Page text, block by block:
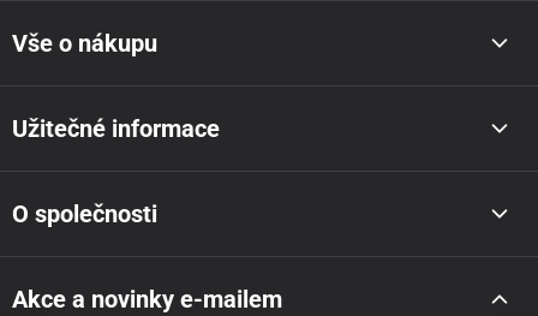
Vše o nákupu
Užitečné informace
O společnosti
Akce a novinky e-mailem